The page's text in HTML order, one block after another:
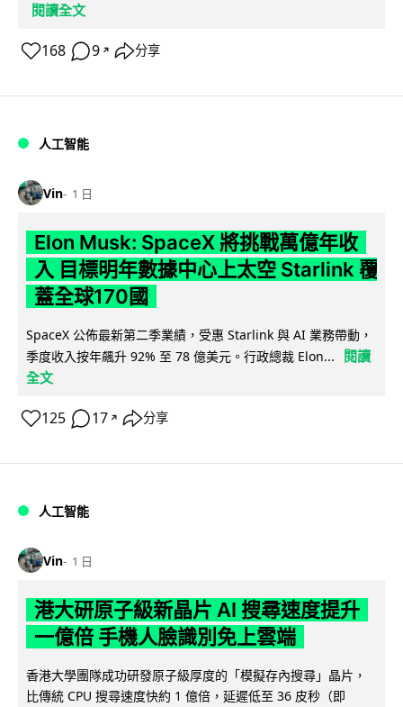
閱讀全文
168 9 ↗ 分享
人工智能
Vin 1 日
Elon Musk: SpaceX 將挑戰萬億年收
入 目標明年數據中心上太空 Starlink 覆
蓋全球170國
SpaceX 公佈最新第二季業績，受惠 Starlink 與 AI 業務帶動，
季度收入按年飆升 92% 至 78 億美元。行政總裁 Elon...
閱讀
全文
125 17 ↗ 分享
人工智能
Vin 1 日
港大研原子級新晶片 AI 搜尋速度提升
一億倍 手機人臉識別免上雲端
香港大學團隊成功研發原子級厚度的「模擬存內搜尋」晶片，
比傳統 CPU 搜尋速度快約 1 億倍，延遲低至 36 皮秒（即